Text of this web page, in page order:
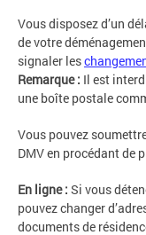
Vous disposez d’un
de votre
signaler les
Remarque : Il est
une boîte postale
Vous pouvez
DMV en procédant de
En ligne : Si vous
pouvez changer
documents de